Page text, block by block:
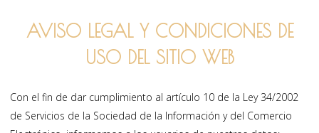
ENCUENTRA
AVISO LEGAL Y CONDICIONES DE
USO DEL SITIO WEB
Con el fin de dar cumplimiento al artículo 10 de la Ley 34/2002
de Servicios de la Sociedad de la Información y del Comercio